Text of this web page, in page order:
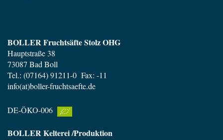
BOLLER Fruchtsäfte Stolz OHG
Hauptstraße 38
73087 Bad Boll
Tel.: (07164) 91211-0 Fax: -11
info(at)boller-fruchtsaefte.de
DE-ÖKO-006
BOLLER Kelterei /Produktion